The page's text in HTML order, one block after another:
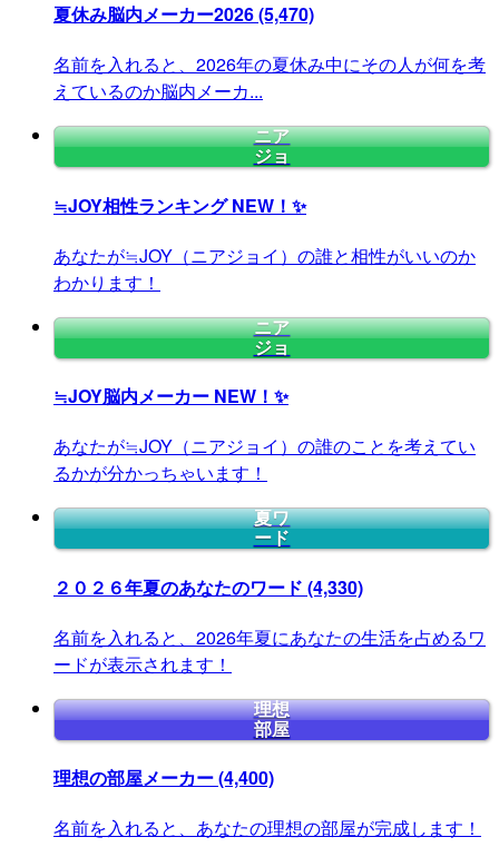
夏休み脳内メーカー2026(5,470)
名前を入れると、2026年の夏休み中にその人が何を考
えているのか脳内メーカ...
ニア
ジョ
≒JOY相性ランキングNEW！✨
あなたが≒JOY（ニアジョイ）の誰と相性がいいのか
わかります！
ニア
ジョ
≒JOY脳内メーカー NEW！✨
あなたが≒JOY（ニアジョイ）の誰のことを考えてい
るかが分かっちゃいます！
夏ワ
ード
２０２６年夏のあなたのワード (4,330)
名前を入れると、2026年夏にあなたの生活を占めるワ
ードが表示されます！
理想
部屋
理想の部屋メーカー(4,400)
名前を入れると、あなたの理想の部屋が完成します！